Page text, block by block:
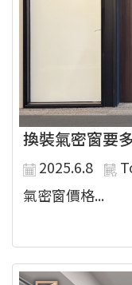
換裝氣密窗要
2025.6.8
氣密窗價格...